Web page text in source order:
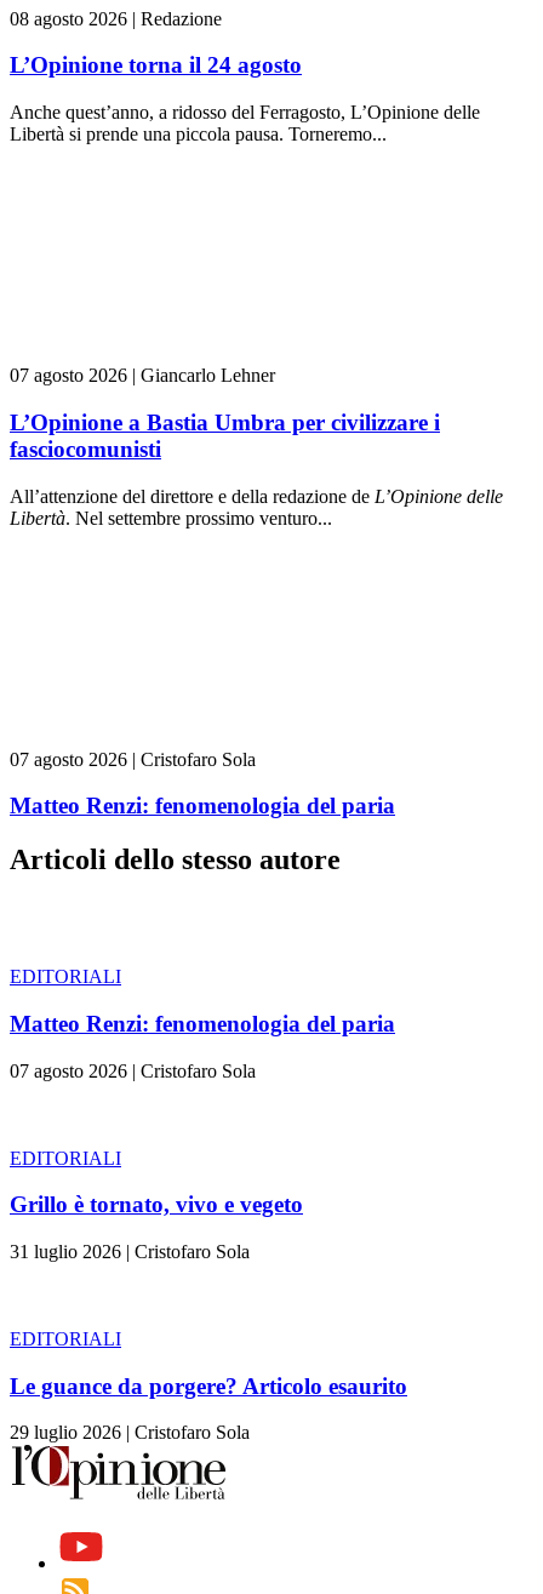
08 agosto 2026 | Redazione
L’Opinione torna il 24 agosto
Anche quest’anno, a ridosso del Ferragosto, L’Opinione delle
Libertà si prende una piccola pausa. Torneremo...
07 agosto 2026 | Giancarlo Lehner
L’Opinione a Bastia Umbra per civilizzare i
fasciocomunisti
All’attenzione del direttore e della redazione de L’Opinione delle
Libertà. Nel settembre prossimo venturo...
07 agosto 2026 | Cristofaro Sola
Matteo Renzi: fenomenologia del paria
Articoli dello stesso autore
EDITORIALI
Matteo Renzi: fenomenologia del paria
07 agosto 2026 | Cristofaro Sola
EDITORIALI
Grillo è tornato, vivo e vegeto
31 luglio 2026 | Cristofaro Sola
EDITORIALI
Le guance da porgere? Articolo esaurito
29 luglio 2026 | Cristofaro Sola